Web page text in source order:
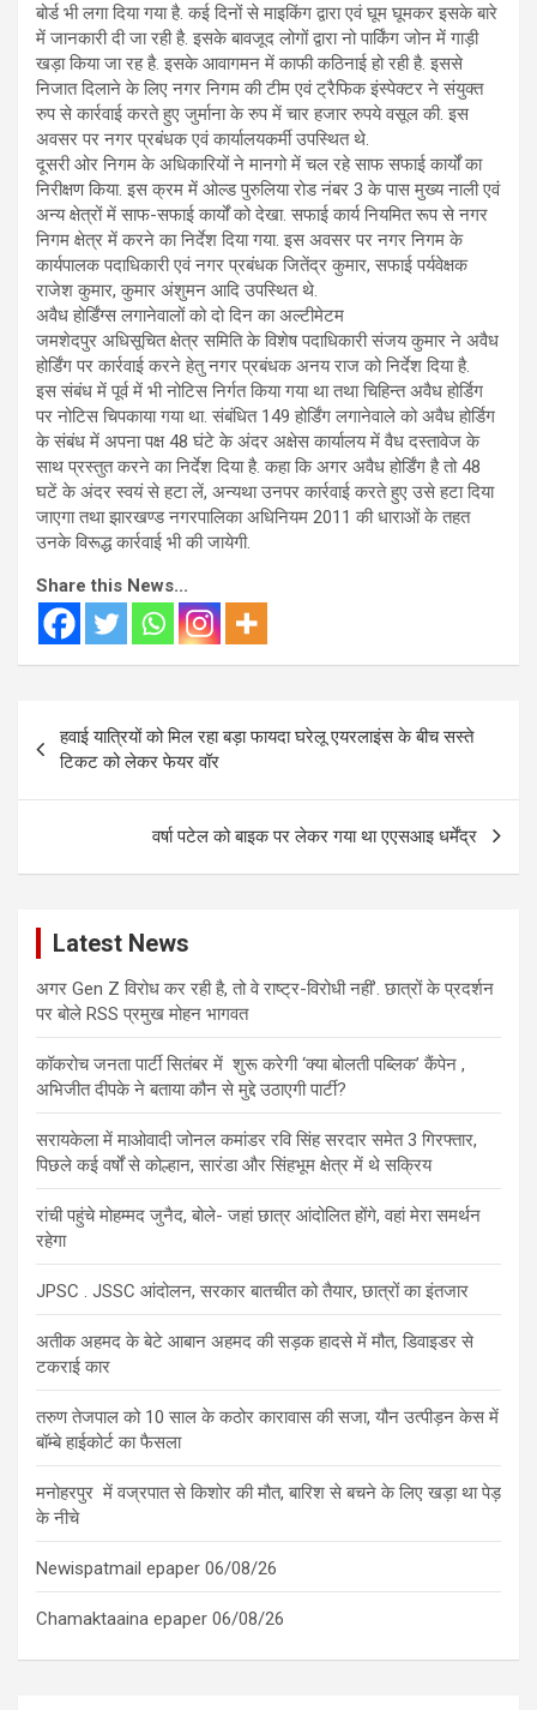
बोर्ड भी लगा दिया गया है. कई दिनों से माइकिंग द्वारा एवं घूम घूमकर इसके बारे
में जानकारी दी जा रही है. इसके बावजूद लोगों द्वारा नो पार्किंग जोन में गाड़ी
खड़ा किया जा रह है. इसके आवागमन में काफी कठिनाई हो रही है. इससे
निजात दिलाने के लिए नगर निगम की टीम एवं ट्रैफिक इंस्पेक्टर ने संयुक्त
रुप से कार्रवाई करते हुए जुर्माना के रुप में चार हजार रुपये वसूल की. इस
अवसर पर नगर प्रबंधक एवं कार्यालयकर्मी उपस्थित थे.
दूसरी ओर निगम के अधिकारियों ने मानगो में चल रहे साफ सफाई कार्यों का
निरीक्षण किया. इस क्रम में ओल्ड पुरुलिया रोड नंबर 3 के पास मुख्य नाली एवं
अन्य क्षेत्रों में साफ-सफाई कार्यों को देखा. सफाई कार्य नियमित रूप से नगर
निगम क्षेत्र में करने का निर्देश दिया गया. इस अवसर पर नगर निगम के
कार्यपालक पदाधिकारी एवं नगर प्रबंधक जितेंद्र कुमार, सफाई पर्यवेक्षक
राजेश कुमार, कुमार अंशुमन आदि उपस्थित थे.
अवैध होर्डिंग्स लगानेवालों को दो दिन का अल्टीमेटम
जमशेदपुर अधिसूचित क्षेत्र समिति के विशेष पदाधिकारी संजय कुमार ने अवैध
होर्डिंग पर कार्रवाई करने हेतु नगर प्रबंधक अनय राज को निर्देश दिया है.
इस संबंध में पूर्व में भी नोटिस निर्गत किया गया था तथा चिहिन्त अवैध होर्डिग
पर नोटिस चिपकाया गया था. संबंधित 149 होर्डिंग लगानेवाले को अवैध होर्डिग
के संबंध में अपना पक्ष 48 घंटे के अंदर अक्षेस कार्यालय में वैध दस्तावेज के
साथ प्रस्तुत करने का निर्देश दिया है. कहा कि अगर अवैध होर्डिंग है तो 48
घटें के अंदर स्वयं से हटा लें, अन्यथा उनपर कार्रवाई करते हुए उसे हटा दिया
जाएगा तथा झारखण्ड नगरपालिका अधिनियम 2011 की धाराओं के तहत
उनके विरूद्ध कार्रवाई भी की जायेगी.
Share this News...
navigation
हवाई यात्रियों को मिल रहा बड़ा फायदा घरेलू एयरलाइंस के बीच सस्ते
टिकट को लेकर फेयर वॉर
वर्षा पटेल को बाइक पर लेकर गया था एएसआइ धर्मेंद्र
Latest News
अगर Gen Z विरोध कर रही है, तो वे राष्ट्र-विरोधी नहीं’. छात्रों के प्रदर्शन
पर बोले RSS प्रमुख मोहन भागवत
कॉकरोच जनता पार्टी सितंबर में शुरू करेगी ‘क्या बोलती पब्लिक’ कैंपेन ,
अभिजीत दीपके ने बताया कौन से मुद्दे उठाएगी पार्टी?
सरायकेला में माओवादी जोनल कमांडर रवि सिंह सरदार समेत 3 गिरफ्तार,
पिछले कई वर्षों से कोल्हान, सारंडा और सिंहभूम क्षेत्र में थे सक्रिय
रांची पहुंचे मोहम्मद जुनैद, बोले- जहां छात्र आंदोलित होंगे, वहां मेरा समर्थन
रहेगा
JPSC . JSSC आंदोलन, सरकार बातचीत को तैयार, छात्रों का इंतजार
अतीक अहमद के बेटे आबान अहमद की सड़क हादसे में मौत, डिवाइडर से
टकराई कार
तरुण तेजपाल को 10 साल के कठोर कारावास की सजा, यौन उत्पीड़न केस में
बॉम्बे हाईकोर्ट का फैसला
मनोहरपुर में वज्रपात से किशोर की मौत, बारिश से बचने के लिए खड़ा था पेड़
के नीचे
Newispatmail epaper 06/08/26
Chamaktaaina epaper 06/08/26